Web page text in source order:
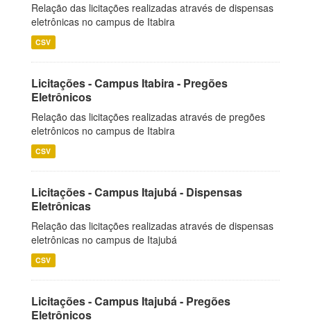
Relação das licitações realizadas através de dispensas
eletrônicas no campus de Itabira
CSV
Licitações - Campus Itabira - Pregões
Eletrônicos
Relação das licitações realizadas através de pregões
eletrônicos no campus de Itabira
CSV
Licitações - Campus Itajubá - Dispensas
Eletrônicas
Relação das licitações realizadas através de dispensas
eletrônicas no campus de Itajubá
CSV
Licitações - Campus Itajubá - Pregões
Eletrônicos